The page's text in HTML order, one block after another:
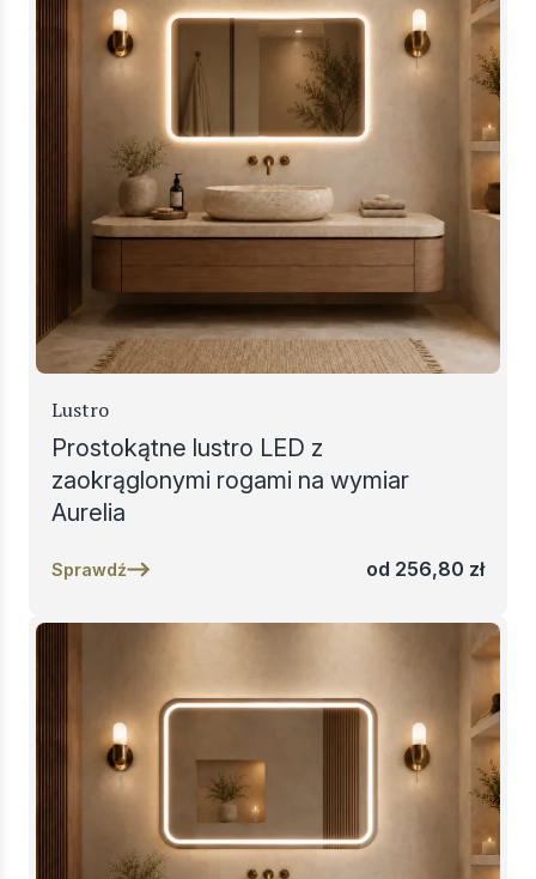
Lustro
Prostokątne lustro LED z
zaokrąglonymi rogami na wymiar
Aurelia
Sprawdź od 256,80 zł